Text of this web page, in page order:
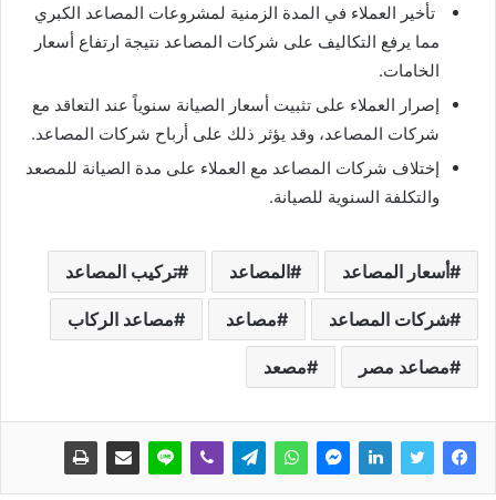
تأخير العملاء في المدة الزمنية لمشروعات المصاعد الكبري
مما يرفع التكاليف على شركات المصاعد نتيجة ارتفاع أسعار
الخامات.
إصرار العملاء على تثبيت أسعار الصيانة سنوياً عند التعاقد مع
شركات المصاعد، وقد يؤثر ذلك على أرباح شركات المصاعد.
إختلاف شركات المصاعد مع العملاء على مدة الصيانة للمصعد
والتكلفة السنوية للصيانة.
أسعار المصاعد المصاعد تركيب المصاعد
شركات المصاعد مصاعد مصاعد الركاب
مصاعد مصر مصعد